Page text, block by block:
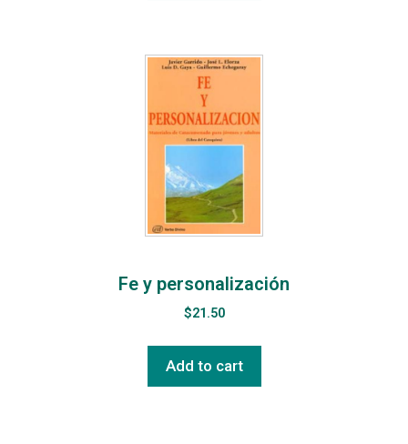
Fe y personalización
$21.50
Add to cart